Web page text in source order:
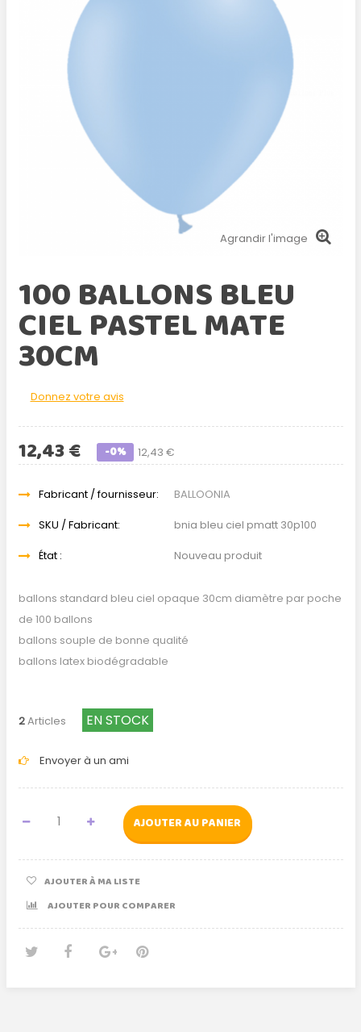
Agrandir l'image
100 BALLONS BLEU
CIEL PASTEL MATE
30CM
Donnez votre avis
12,43 €
12,43 € -0%
Fabricant / fournisseur:
BALLOONIA
SKU / Fabricant:
bnia bleu ciel pmatt 30p100
État :
Nouveau produit
ballons standard bleu ciel opaque 30cm diamètre par poche
de 100 ballons
ballons souple de bonne qualité
ballons latex biodégradable
2Articles EN STOCK
Envoyer à un ami
AJOUTER AU PANIER
AJOUTER À MA LISTE
AJOUTER POUR COMPARER